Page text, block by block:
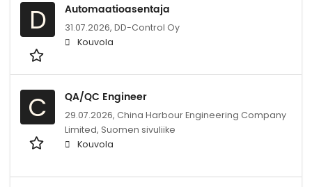
D Automaatioasentaja
31.07.2026, DD-Control Oy
Kouvola
C QA/QC Engineer
29.07.2026, China Harbour Engineering Company
Limited, Suomen sivuliike
Kouvola